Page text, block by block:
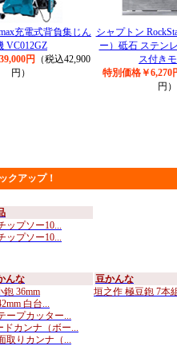
充電式背負集じん
VC012GZ
円
（税込42,900
円）
シャプトン
ー）砥石 ステン
ス付き
特別価格￥6,270
円）
クアップ！
ップソー10...
ップソー10...
んな
鉋 36mm
白台...
ープカッター...
カンナ（ボー...
取りカンナ（...
豆かんな
垣之作 極豆鉋 7本